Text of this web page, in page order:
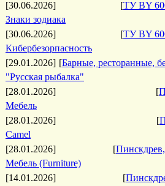
[30.06.2026]
[ТУ BY
Знаки зодиака
[30.06.2026]
[ТУ BY
Кибербезорпасность
[29.01.2026] [Барные, ресторанные,
"Русская рыбалка"
[28.01.2026]
[
Мебель
[28.01.2026]
[
Camel
[28.01.2026]
[
Мебель (Furniture)
[14.01.2026]
[